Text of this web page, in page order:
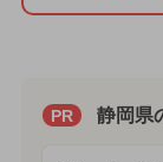
PR 静岡県